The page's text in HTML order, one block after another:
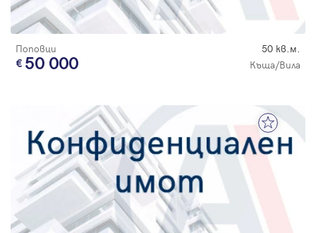
Поповци 50 кв.м.
50 000 Къща/Вила